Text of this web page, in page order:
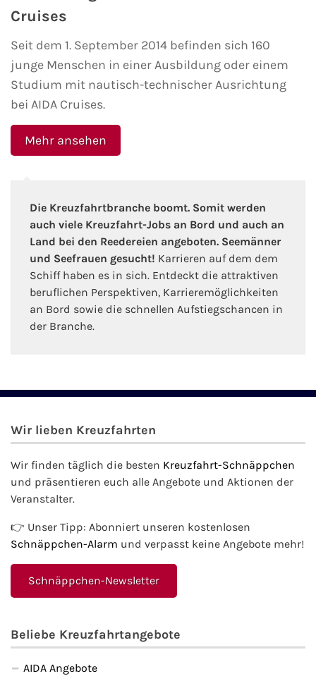
Cruises
Seit dem 1. September 2014 befinden sich 160
junge Menschen in einer Ausbildung oder einem
Studium mit nautisch-technischer Ausrichtung
bei AIDA Cruises.
Mehr ansehen
Die Kreuzfahrtbranche boomt. Somit werden
auch viele Kreuzfahrt-Jobs an Bord und auch an
Land bei den Reedereien angeboten. Seemänner
und Seefrauen gesucht! Karrieren auf dem dem
Schiff haben es in sich. Entdeckt die attraktiven
beruflichen Perspektiven, Karrieremöglichkeiten
an Bord sowie die schnellen Aufstiegschancen in
der Branche.
Wir lieben Kreuzfahrten
Wir finden täglich die besten Kreuzfahrt-Schnäppchen
und präsentieren euch alle Angebote und Aktionen der
Veranstalter.
👉 Unser Tipp: Abonniert unseren kostenlosen
Schnäppchen-Alarm und verpasst keine Angebote mehr!
Schnäppchen-Newsletter
Beliebe Kreuzfahrtangebote
AIDA Angebote